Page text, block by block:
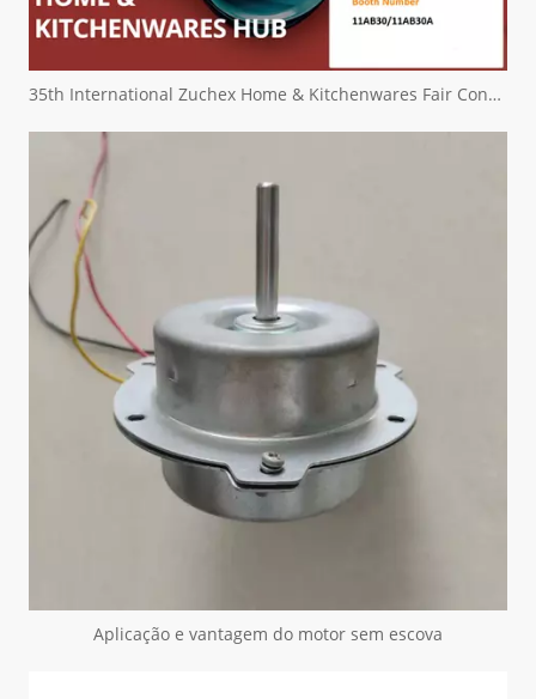
35th International Zuchex Home & Kitchenwares Fair Convitition - Ritscher International Limited
Aplicação e vantagem do motor sem escova